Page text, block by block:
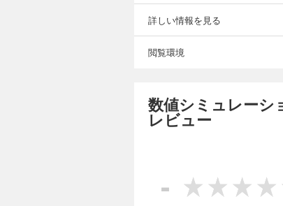
詳しい情報を見る
閲覧環境
数値シミュレーシ
レビュー
-